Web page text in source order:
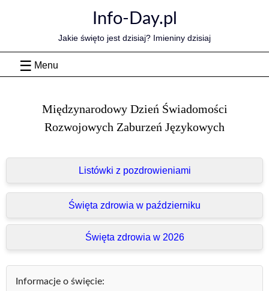
Info-Day.pl
Jakie święto jest dzisiaj? Imieniny dzisiaj
Menu
Międzynarodowy Dzień Świadomości
Rozwojowych Zaburzeń Językowych
Listówki z pozdrowieniami
Święta zdrowia w październiku
Święta zdrowia w 2026
Informacje o święcie: